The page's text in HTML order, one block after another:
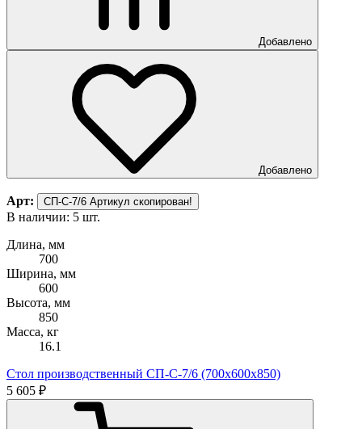
Добавлено
Добавлено
Арт: СП-С-7/6 Артикул скопирован!
В наличии: 5 шт.
Длина, мм
700
Ширина, мм
600
Высота, мм
850
Масса, кг
16.1
Стол производственный СП-С-7/6 (700х600х850)
5 605 ₽